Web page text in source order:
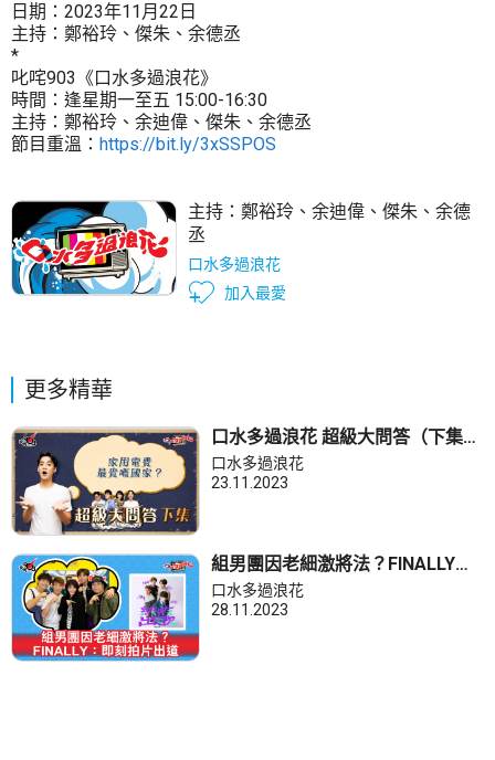
日期：2023年11月22日
主持：鄭裕玲、傑朱、余德丞
*
叱咤903《口水多過浪花》
時間：逢星期一至五 15:00-16:30
主持：鄭裕玲、余迪偉、傑朱、余德丞
節目重溫： https://bit.ly/3xSSPOS
主持： 鄭裕玲 、 余迪偉 、 傑朱 、 余德
丞
口水多過浪花
加入最愛
更多精華
口水多過浪花 超級大問答（下集）
Dickson：家用電費最貴嘅國家？
口水多過浪花
23.11.2023
組男團因老細激將法？FINALLY：
即刻拍片出道
口水多過浪花
28.11.2023